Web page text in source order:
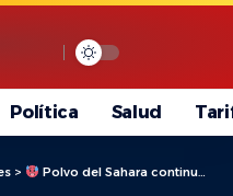
Política Salud
> Polvo del Sahara continuará afectando RD: prevén calor intenso, cielo gris y pocas lluvias